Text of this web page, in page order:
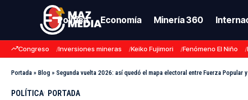
Política Economía Minería 360
Congreso Inversiones mineras Keiko Fujimori Fenómeno El Niño
Portada » Blog » Segunda vuelta 2026: así quedó el mapa electoral entre Fuerza Popular
POLÍTICA PORTADA